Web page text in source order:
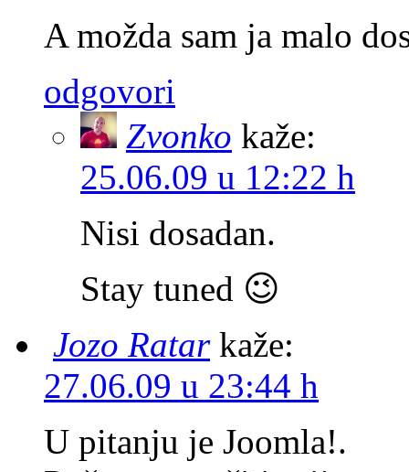
A možda sam ja malo
odgovori
Zvonko kaže:
25.06.09 u 12:22 h
Nisi dosadan.
Stay tuned 😉
Jozo Ratar kaže:
27.06.09 u 23:44 h
U pitanju je Joomla!.